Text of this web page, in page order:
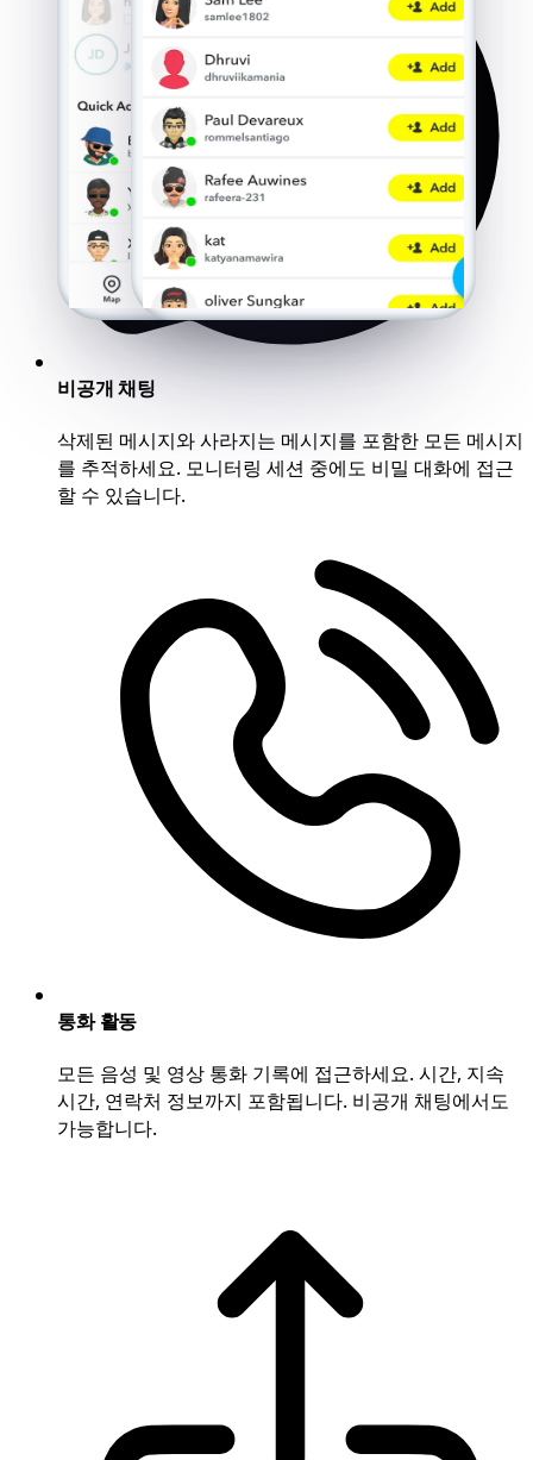
비공개 채팅
삭제된 메시지와 사라지는 메시지를 포함한 모든 메시지
를 추적하세요. 모니터링 세션 중에도 비밀 대화에 접근
할 수 있습니다.
통화 활동
모든 음성 및 영상 통화 기록에 접근하세요. 시간, 지속
시간, 연락처 정보까지 포함됩니다. 비공개 채팅에서도
가능합니다.